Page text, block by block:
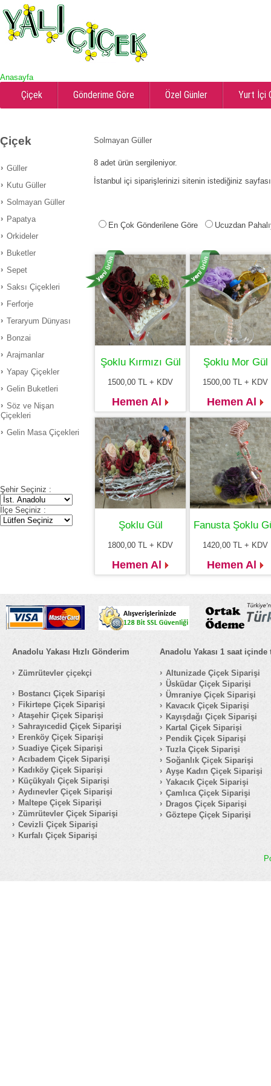
Anasayfa
Çiçek Gönderime Göre Özel Günler Yurt İçi
Çiçek
Güller
Kutu Güller
Solmayan Güller
Papatya
Orkideler
Buketler
Sepet
Saksı Çiçekleri
Ferforje
Teraryum Dünyası
Bonzai
Arajmanlar
Yapay Çiçekler
Gelin Buketleri
Söz ve Nişan
Çiçekleri
Gelin Masa Çiçekleri
Şehir Seçiniz :
İlçe Seçiniz :
Solmayan Güller
8 adet ürün sergileniyor.
İstanbul içi siparişlerinizi sitenin istediğiniz
En Çok Gönderilene Göre Ucuzdan
Şoklu Kırmızı Gül
1500,00 TL + KDV
Hemen Al
Şoklu Mor Gül
1500,00 TL + KDV
Hemen Al
Şoklu Gül
1800,00 TL + KDV
Hemen Al
Fanusta Şoklu
1420,00 TL + KDV
Hemen Al
Anadolu Yakası Hızlı Gönderim
Zümrütevler çiçekçi
Bostancı Çiçek Siparişi
Fikirtepe Çiçek Siparişi
Ataşehir Çiçek Siparişi
Sahrayıcedid Çiçek Siparişi
Erenköy Çiçek Siparişi
Suadiye Çiçek Siparişi
Acıbadem Çiçek Siparişi
Kadıköy Çiçek Siparişi
Küçükyalı Çiçek Siparişi
Aydınevler Çiçek Siparişi
Maltepe Çiçek Siparişi
Zümrütevler Çiçek Siparişi
Cevizli Çiçek Siparişi
Kurfalı Çiçek Siparişi
Anadolu Yakası 1 saat içinde
Altunizade Çiçek Siparişi
Üsküdar Çiçek Siparişi
Ümraniye Çiçek Siparişi
Kavacık Çiçek Siparişi
Kayışdağı Çiçek Siparişi
Kartal Çiçek Siparişi
Pendik Çiçek Siparişi
Tuzla Çiçek Siparişi
Soğanlık Çiçek Siparişi
Ayşe Kadın Çiçek Siparişi
Yakacık Çiçek Siparişi
Çamlıca Çiçek Siparişi
Dragos Çiçek Siparişi
Göztepe Çiçek Siparişi